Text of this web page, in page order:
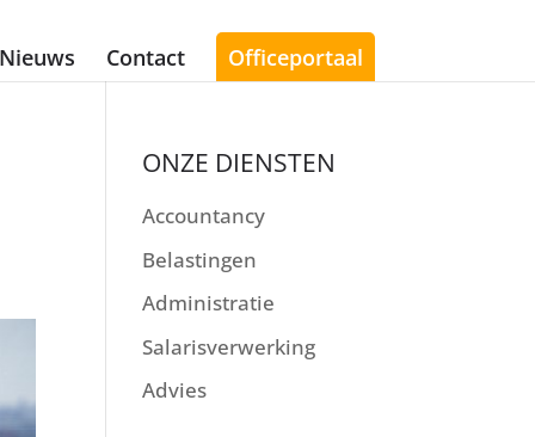
Nieuws Contact Officeportaal
ONZE DIENSTEN
Accountancy
Belastingen
Administratie
Salarisverwerking
Advies